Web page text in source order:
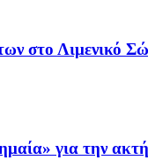
στο Λιμενικό
για την